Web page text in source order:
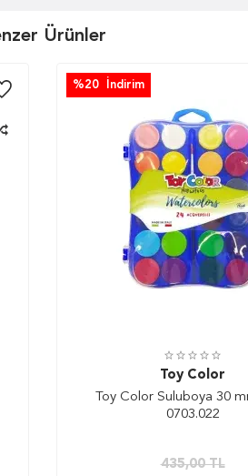
Ürünler
%20 İndirim
Toy Color
Toy Color Suluboya 30
0703.022
435,00TL